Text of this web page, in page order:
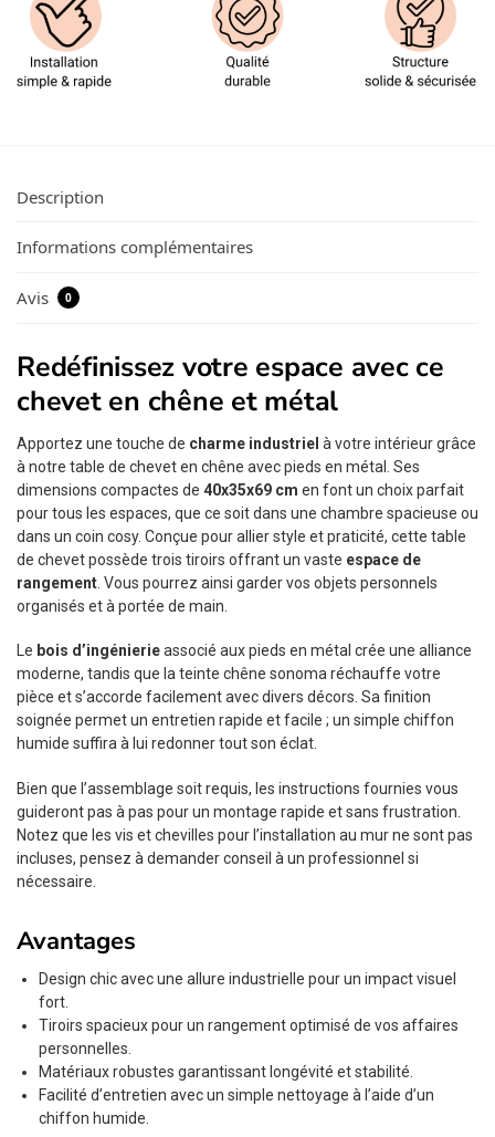
Description
Informations complémentaires
Avis 0
Redéfinissez votre espace avec ce
chevet en chêne et métal
Apportez une touche de charme industriel à votre intérieur grâce
à notre table de chevet en chêne avec pieds en métal. Ses
dimensions compactes de 40x35x69 cm en font un choix parfait
pour tous les espaces, que ce soit dans une chambre spacieuse ou
dans un coin cosy. Conçue pour allier style et praticité, cette table
de chevet possède trois tiroirs offrant un vaste espace de
rangement . Vous pourrez ainsi garder vos objets personnels
organisés et à portée de main.
Le bois d’ingénierieassocié aux pieds en métal crée une alliance
moderne, tandis que la teinte chêne sonoma réchauffe votre
pièce et s’accorde facilement avec divers décors. Sa finition
soignée permet un entretien rapide et facile ; un simple chiffon
humide suffira à lui redonner tout son éclat.
Bien que l’assemblage soit requis, les instructions fournies vous
guideront pas à pas pour un montage rapide et sans frustration.
Notez que les vis et chevilles pour l’installation au mur ne sont pas
incluses, pensez à demander conseil à un professionnel si
nécessaire.
Avantages
Design chic avec une allure industrielle pour un impact visuel
fort.
Tiroirs spacieux pour un rangement optimisé de vos affaires
personnelles.
Matériaux robustes garantissant longévité et stabilité.
Facilité d’entretien avec un simple nettoyage à l’aide d’un
chiffon humide.